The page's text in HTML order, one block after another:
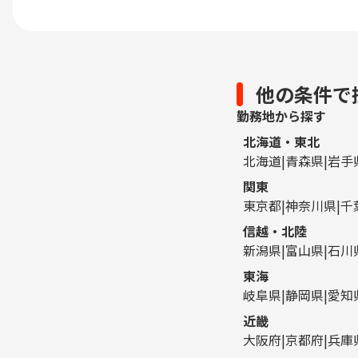
他の条件で
勤務地から探す
北海道・東北
北海道 青森県 岩手
関東
東京都 神奈川県 千
信越・北陸
新潟県 富山県 石川
東海
岐阜県 静岡県 愛知
近畿
大阪府 京都府 兵庫